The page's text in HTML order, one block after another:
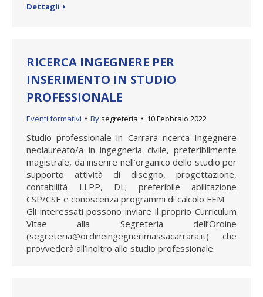
Dettagli
RICERCA INGEGNERE PER
INSERIMENTO IN STUDIO
PROFESSIONALE
Eventi formativi By segreteria 10 Febbraio 2022
Studio professionale in Carrara ricerca Ingegnere
neolaureato/a in ingegneria civile, preferibilmente
magistrale, da inserire nell’organico dello studio per
supporto attività di disegno, progettazione,
contabilità LLPP, DL; preferibile abilitazione
CSP/CSE e conoscenza programmi di calcolo FEM.
Gli interessati possono inviare il proprio Curriculum
Vitae alla Segreteria dell’Ordine
(segreteria@ordineingegnerimassacarrara.it) che
provvederà all’inoltro allo studio professionale.